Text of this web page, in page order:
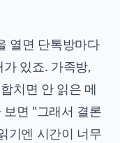
열면 단톡방마다
있죠. 가족방,
치면 안 읽은 메
면 "그래서 결론
기엔 시간이 너무